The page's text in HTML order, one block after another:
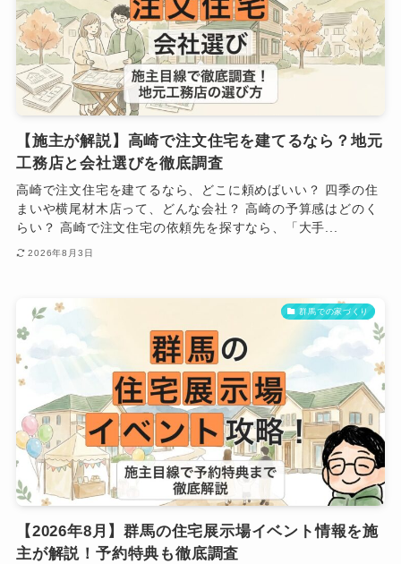
【施主が解説】高崎で注文住宅を建てるなら？地元
工務店と会社選びを徹底調査
高崎で注文住宅を建てるなら、どこに頼めばいい？ 四季の住
まいや横尾材木店って、どんな会社？ 高崎の予算感はどのく
らい？ 高崎で注文住宅の依頼先を探すなら、「大手...
2026年8月3日
群馬での家づくり
【2026年8月】群馬の住宅展示場イベント情報を施
主が解説！予約特典も徹底調査